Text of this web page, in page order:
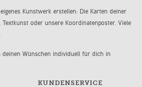
Kunstwerk erstellen: Die Karten deiner
oder unsere Koordinatenposter. Viele
Wünschen individuell für dich in
KUNDENSERVICE